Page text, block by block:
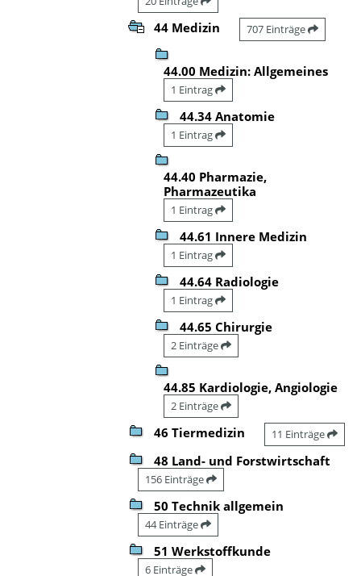
44 Medizin 707 Einträge
44.00 Medizin: Allgemeines
1 Eintrag
44.34 Anatomie
1 Eintrag
44.40 Pharmazie,
Pharmazeutika
1 Eintrag
44.61 Innere Medizin
1 Eintrag
44.64 Radiologie
1 Eintrag
44.65 Chirurgie
2 Einträge
44.85 Kardiologie, Angiologie
2 Einträge
46 Tiermedizin 11 Einträge
48 Land- und Forstwirtschaft
156 Einträge
50 Technik allgemein
44 Einträge
51 Werkstoffkunde
6 Einträge